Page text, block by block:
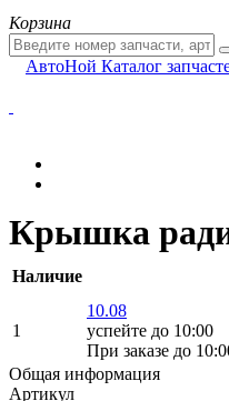
Корзина
АвтоНой Каталог
Крышка
Наличие
1
10.08
успейте до 10:00
При заказе до
Общая информация
Артикул